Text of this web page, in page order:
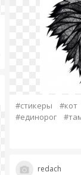
#стикеры
#кот
#единорог
redach